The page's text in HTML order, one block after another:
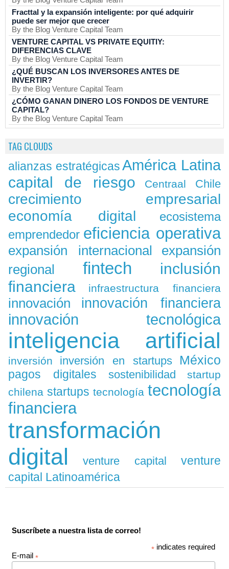
Fracttal y la expansión inteligente: por qué adquirir
puede ser mejor que crecer
By the Blog Venture Capital Team
VENTURE CAPITAL VS PRIVATE EQUITIY:
DIFERENCIAS CLAVE
By the Blog Venture Capital Team
¿QUÉ BUSCAN LOS INVERSORES ANTES DE
INVERTIR?
By the Blog Venture Capital Team
¿CÓMO GANAN DINERO LOS FONDOS DE VENTURE
CAPITAL?
By the Blog Venture Capital Team
TAG CLOUDS
alianzas estratégicas América Latina
capital de riesgo Centraal Chile
crecimiento empresarial
economía digital
ecosistema
emprendedor eficiencia operativa
expansión internacional
expansión
regional
fintech
inclusión
financiera
infraestructura financiera
innovación innovación financiera
innovación tecnológica
inteligencia artificial
inversión inversión en startups México
pagos digitales sostenibilidad
startup
chilena startups tecnología tecnología
financiera
transformación
digital
venture capital
venture
capital Latinoamérica
Suscríbete a nuestra lista de correo!
* indicates required
E-mail *